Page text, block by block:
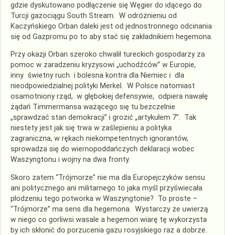
gdzie dyskutowano podłączenie się Węgier do idącego do
Turcji gazociągu South Stream. W odróżnieniu od
Kaczyńskiego Orban daleki jest od jednostronnego odcinania
się od Gazpromu po to aby stać się zakładnikiem hegemona.
Przy okazji Orban szeroko chwalił tureckich gospodarzy za
pomoc w zaradzeniu kryzysowi „uchodźców” w Europie,
inny świetny ruch i bolesna kontra dla Niemiec i dla
nieodpowiedzialnej polityki Merkel. W Polsce natomiast
osamotniony rząd, w głębokiej defensywie, odpiera nawałę
żądań Timmermansa ważącego się tu bezczelnie
„sprawdzać stan demokracji” i grozić „artykułem 7”. Tak
niestety jest jak się trwa w zaślepieniu a polityka
zagraniczna, w rękach niekompetentnych ignorantów,
sprowadza się do wiernopoddańczych deklaracji wobec
Waszyngtonu i wojny na dwa fronty.
Skoro zatem “Trójmorze” nie ma dla Europejczyków sensu
ani politycznego ani militarnego to jaka myśl przyświecała
płodzeniu tego potworka w Waszyngtonie? To proste –
“Trójmorze” ma sens dla hegemona. Wystarczy że uwierzą
w niego co gorliwsi wasale a hegemon wiarę tę wykorzysta
by ich skłonić do porzucenia gazu rosyjskiego raz a dobrze.